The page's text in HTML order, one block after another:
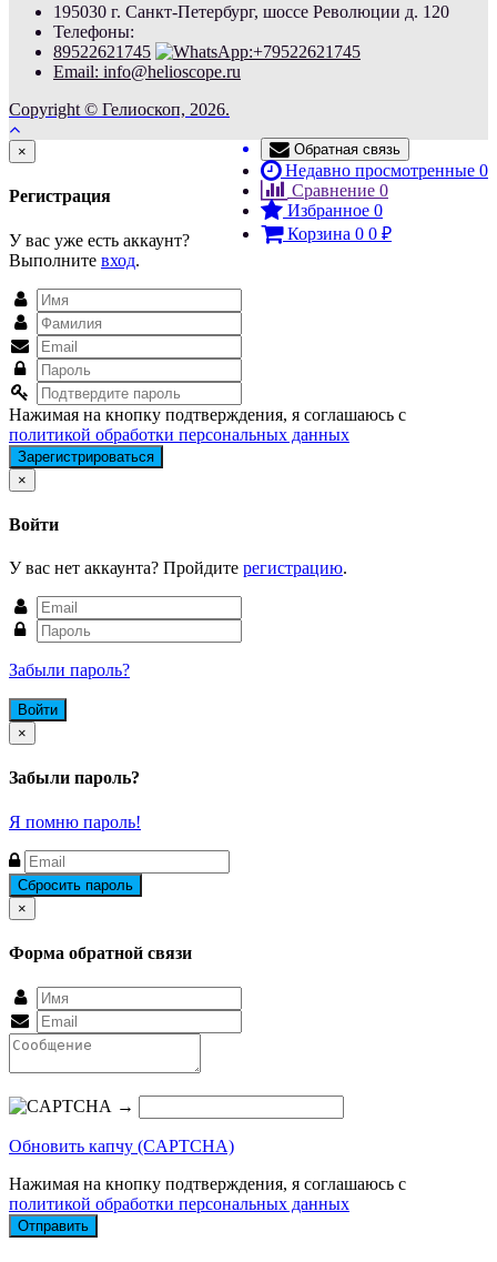
195030 г. Санкт-Петербург, шоссе Революции д. 120
Телефоны:
89522621745
Email: info@helioscope.ru
Copyright © Гелиоскоп, 2026.
Обратная связь
Недавно просмотренные 0
Сравнение 0
Избранное 0
Корзина 0 0 ₽
×
Регистрация
У вас уже есть аккаунт?
Выполните вход.
Нажимая на кнопку подтверждения, я соглашаюсь с
политикой обработки персональных данных
×
Войти
У вас нет аккаунта? Пройдите регистрацию.
Забыли пароль?
×
Забыли пароль?
Я помню пароль!
×
Форма обратной связи
→
Обновить капчу (CAPTCHA)
Нажимая на кнопку подтверждения, я соглашаюсь с
политикой обработки персональных данных